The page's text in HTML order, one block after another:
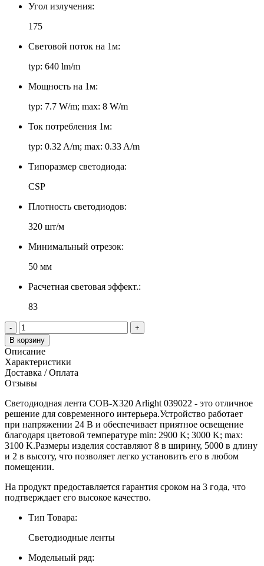
Угол излучения:
175
Световой поток на 1м:
typ: 640 lm/m
Мощность на 1м:
typ: 7.7 W/m; max: 8 W/m
Ток потребления 1м:
typ: 0.32 A/m; max: 0.33 A/m
Типоразмер светодиода:
CSP
Плотность светодиодов:
320 шт/м
Минимальный отрезок:
50 мм
Расчетная световая эффект.:
83
-
+
В корзину
Описание
Характеристики
Доставка / Оплата
Отзывы
Светодиодная лента COB-X320 Arlight 039022 - это отличное
решение для современного интерьера.Устройство работает
при напряжении 24 В и обеспечивает приятное освещение
благодаря цветовой температуре min: 2900 K; 3000 K; max:
3100 K.Размеры изделия составляют 8 в ширину, 5000 в длину
и 2 в высоту, что позволяет легко установить его в любом
помещении.
На продукт предоставляется гарантия сроком на 3 года, что
подтверждает его высокое качество.
Тип Товара:
Светодиодные ленты
Модельный ряд: